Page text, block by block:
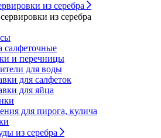
из серебра
из серебра
салфеточные
и перечницы
для воды
для салфеток
для яйца
для пирога, кулича
из серебра